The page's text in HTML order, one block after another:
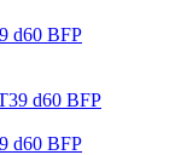
d60 BFP
d60 BFP